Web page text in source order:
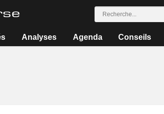
Analyses Agenda Conseils